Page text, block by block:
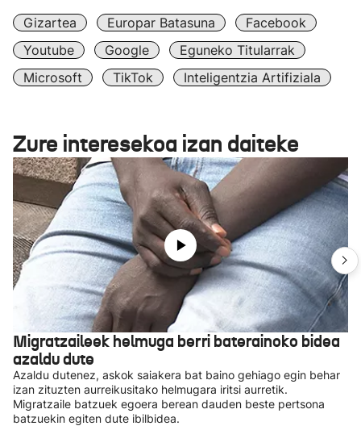
Gizartea Europar Batasuna
Facebook
Youtube
Google
Eguneko Titularrak
Microsoft
TikTok Inteligentzia Artifiziala
Zure interesekoa izan daiteke
Migratzaileek helmuga berri baterainoko bidea
azaldu dute
Azaldu dutenez, askok saiakera bat baino gehiago egin behar
izan zituzten aurreikusitako helmugara iritsi aurretik.
Migratzaile batzuek egoera berean dauden beste pertsona
batzuekin egiten dute ibilbidea.